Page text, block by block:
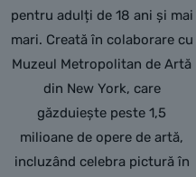
pentru adulți de 18 ani și mai
mari. Creată în colaborare cu
Muzeul Metropolitan de Artă
din New York, care
găzduiește peste 1,5
milioane de opere de artă,
incluzând celebra pictură în